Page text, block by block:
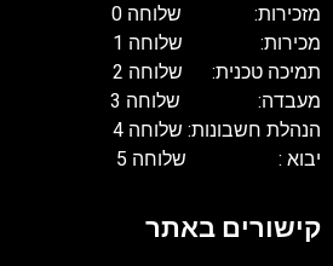
מזכירות: שלוחה 0
מכירות: שלוחה 1
תמיכה טכנית: שלוחה 2
מעבדה: שלוחה 3
הנהלת חשבונות: שלוחה 4
יבוא : שלוחה 5
קישורים באתר